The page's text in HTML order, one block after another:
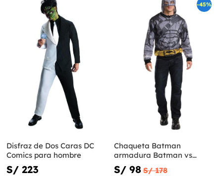
Disfraz de Dos Caras DC
Comics para hombre
S/ 223
-45%
Chaqueta Batman
armadura Batman vs
Superman para hombre
S/ 98 S/ 178